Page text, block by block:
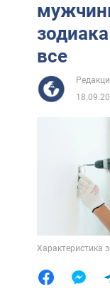
все
Характеристика